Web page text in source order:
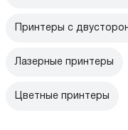
Принтеры с
Лазерные принтеры
Цветные принтеры